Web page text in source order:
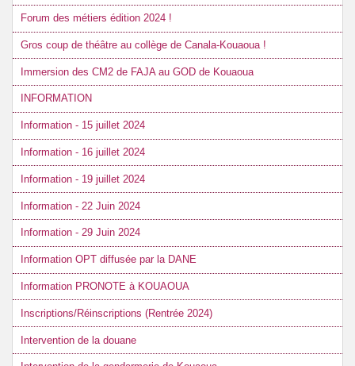
Forum des métiers édition 2024 !
Gros coup de théâtre au collège de Canala-Kouaoua !
Immersion des CM2 de FAJA au GOD de Kouaoua
INFORMATION
Information - 15 juillet 2024
Information - 16 juillet 2024
Information - 19 juillet 2024
Information - 22 Juin 2024
Information - 29 Juin 2024
Information OPT diffusée par la DANE
Information PRONOTE à KOUAOUA
Inscriptions/Réinscriptions (Rentrée 2024)
Intervention de la douane